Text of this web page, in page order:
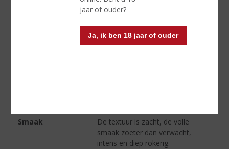
jaar of ouder?
Ja, ik ben 18 jaar of ouder
ongrijpbaar, tot vertrouwde
Smaak
De textuur is zacht, de volle
smaak zoeter dan verwacht,
intens en diep rokerig.